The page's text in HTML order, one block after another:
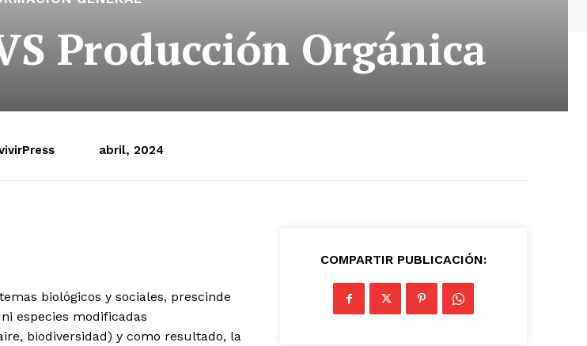
Producción Orgánica
abril, 2024
biológicos y sociales, prescinde
especies modificadas
biodiversidad) y como resultado, la
COMPARTIR PUBLICACIÓN: